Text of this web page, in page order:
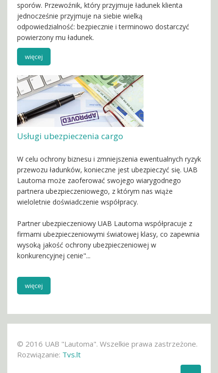
sporów. Przewoźnik, który przyjmuje ładunek klienta
jednocześnie przyjmuje na siebie wielką
odpowiedzialność: bezpiecznie i terminowo dostarczyć
powierzony mu ładunek.
więcej
Usługi ubezpieczenia cargo
W celu ochrony biznesu i zmniejszenia ewentualnych ryzyk
przewozu ładunków, konieczne jest ubezpieczyć się. UAB
Lautoma może zaoferować swojego wiarygodnego
partnera ubezpieczeniowego, z którym nas wiąże
wieloletnie doświadczenie współpracy.
Partner ubezpieczeniowy UAB Lautoma współpracuje z
firmami ubezpieczeniowymi światowej klasy, co zapewnia
wysoką jakość ochrony ubezpieczeniowej w
konkurencyjnej cenie"...
więcej
© 2016 UAB "Lautoma". Wszelkie prawa zastrzeżone.
Rozwiązanie: Tvs.lt